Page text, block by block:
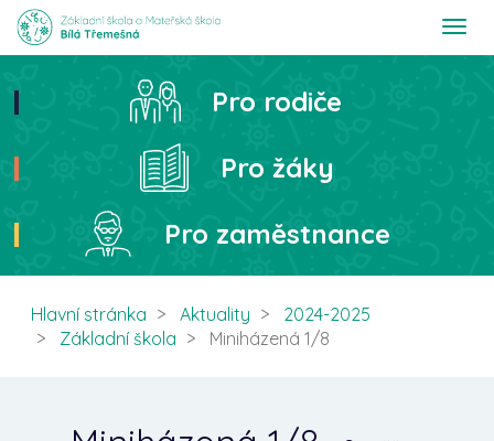
T
t
Hledat
Pro rodiče
Pro žáky
Pro zaměstnance
Hlavní stránka Aktuality
2024-2025
Základní škola
Miniházená 1/8